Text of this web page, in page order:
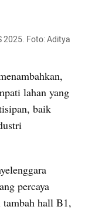
2025. Foto: Aditya
lahan yang
baik
hall B1,